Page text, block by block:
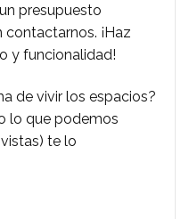
presupuesto
¡Haz
y funcionalidad!
de vivir los espacios?
lo que podemos
te lo